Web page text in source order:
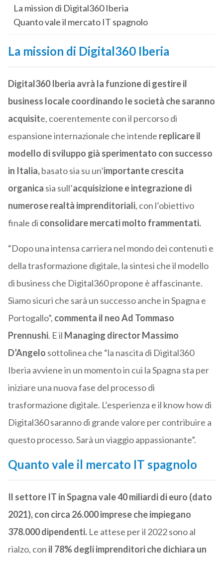
La mission di Digital360 Iberia
Quanto vale il mercato IT spagnolo
La mission di Digital360 Iberia
Digital360 Iberia avrà la funzione di gestire il
business locale coordinando le società che saranno
acquisite, coerentemente con il percorso di
espansione internazionale che intende replicare il
modello di sviluppo già sperimentato con successo
in Italia,basato sia su un’importante crescita
organica sia sull’acquisizione e integrazione di
numerose realtà imprenditoriali, con l’obiettivo
finale di consolidare mercati molto frammentati.
“Dopo una intensa carriera nel mondo dei contenuti e
della trasformazione digitale, la sintesi che il modello
di business che Digital360 propone è affascinante.
Siamo sicuri che sarà un successo anche in Spagna e
Portogallo”, commenta il neo Ad Tommaso
Prennushi. E il Managing director Massimo
D’Angelo sottolinea che “la nascita di Digital360
Iberia avviene in un momento in cui la Spagna sta per
iniziare una nuova fase del processo di
trasformazione digitale. L’esperienza e il know how di
Digital360 saranno di grande valore per contribuire a
questo processo. Sarà un viaggio appassionante”.
Quanto vale il mercato IT spagnolo
Il settore IT in Spagna vale 40 miliardi di euro (dato
2021), con circa 26.000 imprese che impiegano
378.000 dipendenti.Le attese per il 2022 sono al
rialzo, con il 78% degli imprenditori che dichiara un